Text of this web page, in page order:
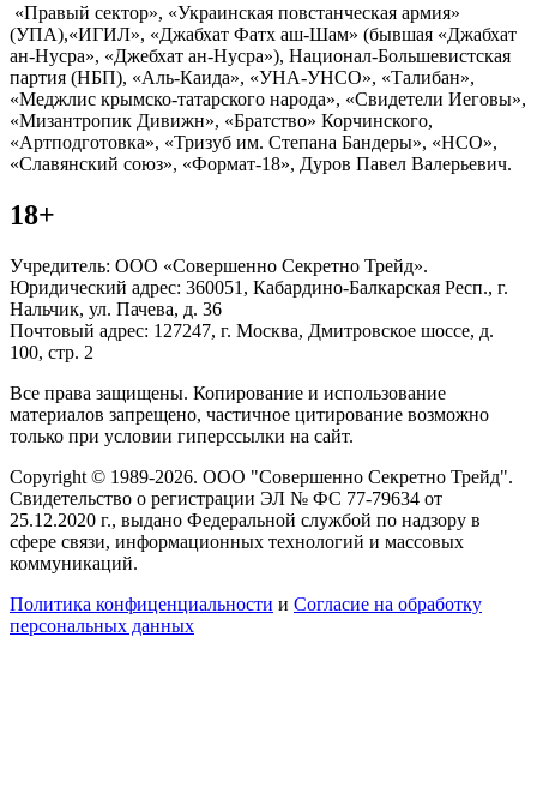
«Правый сектор», «Украинская повстанческая армия»
(УПА),«ИГИЛ», «Джабхат Фатх аш-Шам» (бывшая «Джабхат
ан-Нусра», «Джебхат ан-Нусра»), Национал-Большевистская
партия (НБП), «Аль-Каида», «УНА-УНСО», «Талибан»,
«Меджлис крымско-татарского народа», «Свидетели Иеговы»,
«Мизантропик Дивижн», «Братство» Корчинского,
«Артподготовка», «Тризуб им. Степана Бандеры», «НСО»,
«Славянский союз», «Формат-18», Дуров Павел Валерьевич.
18+
Учредитель: ООО «Совершенно Секретно Трейд».
Юридический адрес: 360051, Кабардино-Балкарская Респ., г.
Нальчик, ул. Пачева, д. 36
Почтовый адрес: 127247, г. Москва, Дмитровское шоссе, д.
100, стр. 2
Все права защищены. Копирование и использование
материалов запрещено, частичное цитирование возможно
только при условии гиперссылки на сайт.
Copyright © 1989-2026. ООО "Совершенно Секретно Трейд".
Свидетельство о регистрации ЭЛ № ФС 77-79634 от
25.12.2020 г., выдано Федеральной службой по надзору в
сфере связи, информационных технологий и массовых
коммуникаций.
Политика конфиценциальности и Согласие на обработку
персональных данных